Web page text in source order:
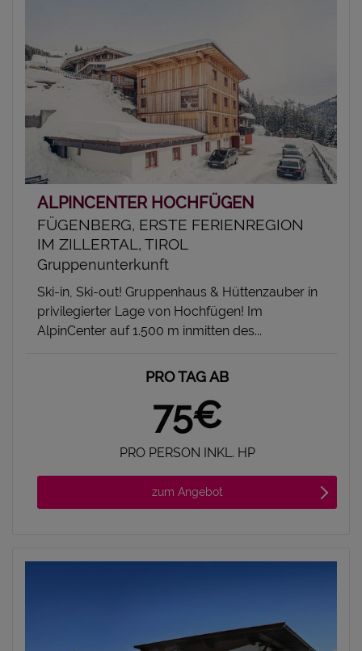
ALPINCENTER HOCHFÜGEN
FÜGENBERG, ERSTE FERIENREGION
IM ZILLERTAL, TIROL
Gruppenunterkunft
Ski-in, Ski-out! Gruppenhaus & Hüttenzauber in
privilegierter Lage von Hochfügen! Im
AlpinCenter auf 1.500 m inmitten des...
PRO TAG AB
75€
PRO PERSON INKL. HP
zum Angebot